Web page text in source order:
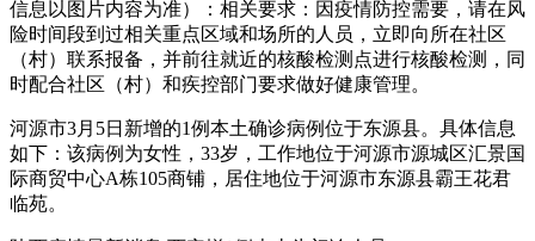
信息以图片内容为准）：相关要求：因疫情防控需要，请在风
险时间段到过相关重点区域和场所的人员，立即向所在社区
（村）联系报备，并前往就近的核酸检测点进行核酸检测，同
时配合社区（村）和疾控部门要求做好健康管理。
河源市3月5日新增的1例本土确诊病例位于东源县。具体信息
如下：该病例为女性，33岁，工作地位于河源市源城区汇景国
际商贸中心A栋105商铺，居住地位于河源市东源县霸王花君
临苑。